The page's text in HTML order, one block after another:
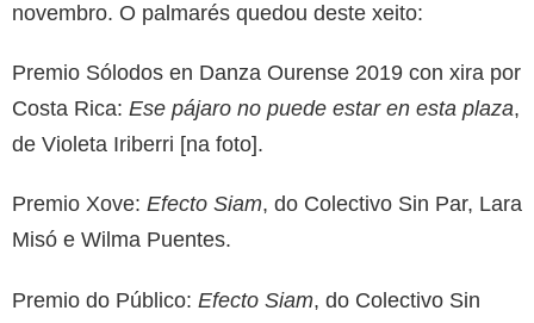
novembro. O palmarés quedou deste xeito:
Premio Sólodos en Danza Ourense 2019 con xira por
Costa Rica: Ese pájaro no puede estar en esta plaza,
de Violeta Iriberri [na foto].
Premio Xove: Efecto Siam, do Colectivo Sin Par, Lara
Misó e Wilma Puentes.
Premio do Público: Efecto Siam, do Colectivo Sin